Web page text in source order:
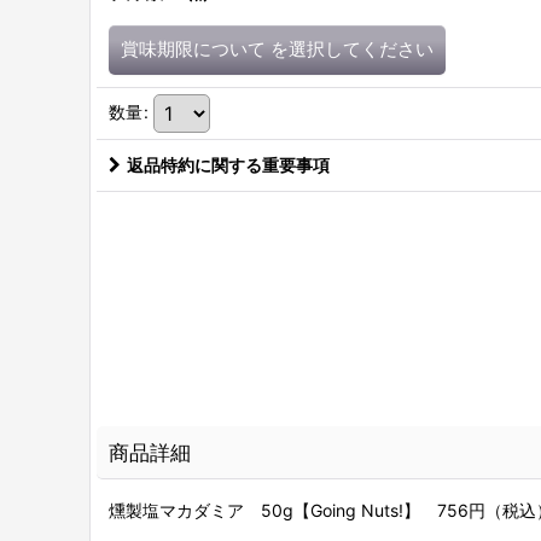
賞味期限について を選択してください
数量:
返品特約に関する重要事項
商品詳細
燻製塩マカダミア 50g【Going Nuts!】 756円（税込